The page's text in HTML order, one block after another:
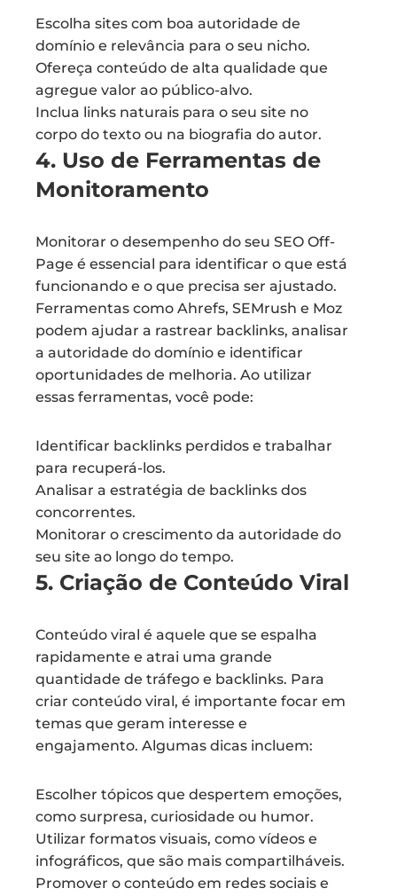
Escolha sites com boa autoridade de
domínio e relevância para o seu nicho.
Ofereça conteúdo de alta qualidade que
agregue valor ao público-alvo.
Inclua links naturais para o seu site no
corpo do texto ou na biografia do autor.
4. Uso de Ferramentas de
Monitoramento
Monitorar o desempenho do seu SEO Off-
Page é essencial para identificar o que está
funcionando e o que precisa ser ajustado.
Ferramentas como Ahrefs, SEMrush e Moz
podem ajudar a rastrear backlinks, analisar
a autoridade do domínio e identificar
oportunidades de melhoria. Ao utilizar
essas ferramentas, você pode:
Identificar backlinks perdidos e trabalhar
para recuperá-los.
Analisar a estratégia de backlinks dos
concorrentes.
Monitorar o crescimento da autoridade do
seu site ao longo do tempo.
5. Criação de Conteúdo Viral
Conteúdo viral é aquele que se espalha
rapidamente e atrai uma grande
quantidade de tráfego e backlinks. Para
criar conteúdo viral, é importante focar em
temas que geram interesse e
engajamento. Algumas dicas incluem:
Escolher tópicos que despertem emoções,
como surpresa, curiosidade ou humor.
Utilizar formatos visuais, como vídeos e
infográficos, que são mais compartilháveis.
Promover o conteúdo em redes sociais e